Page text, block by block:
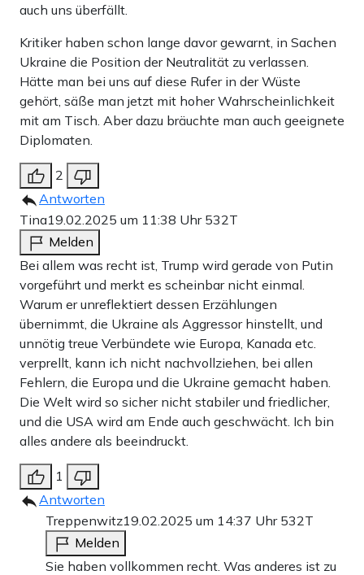
auch uns überfällt.
Kritiker haben schon lange davor gewarnt, in Sachen
Ukraine die Position der Neutralität zu verlassen.
Hätte man bei uns auf diese Rufer in der Wüste
gehört, säße man jetzt mit hoher Wahrscheinlichkeit
mit am Tisch. Aber dazu bräuchte man auch geeignete
Diplomaten.
2
Antworten
Tina19.02.2025 um 11:38 Uhr 532T
Melden
Bei allem was recht ist, Trump wird gerade von Putin
vorgeführt und merkt es scheinbar nicht einmal.
Warum er unreflektiert dessen Erzählungen
übernimmt, die Ukraine als Aggressor hinstellt, und
unnötig treue Verbündete wie Europa, Kanada etc.
verprellt, kann ich nicht nachvollziehen, bei allen
Fehlern, die Europa und die Ukraine gemacht haben.
Die Welt wird so sicher nicht stabiler und friedlicher,
und die USA wird am Ende auch geschwächt. Ich bin
alles andere als beeindruckt.
1
Antworten
Treppenwitz19.02.2025 um 14:37 Uhr 532T
Melden
Sie haben vollkommen recht. Was anderes ist zu